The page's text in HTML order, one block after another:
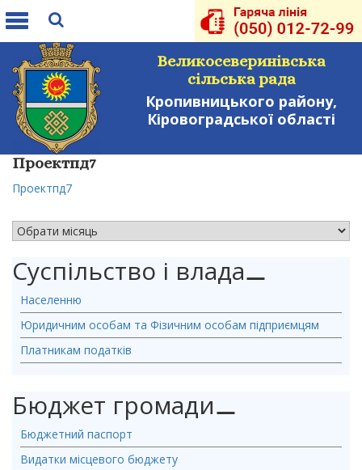
Toggle
Великосеверинівська
сільська рада
Кропивницького району,
Кіровоградської області
Проектпд7
Проектпд7
Суспільство і влада⚊
Населенню
Юридичним особам та Фізичним особам підприємцям
Платникам податків
Бюджет громади⚊
Бюджетний паспорт
Видатки місцевого бюджету